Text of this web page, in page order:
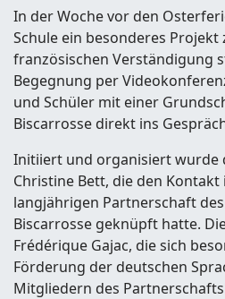
In der Woche vor den
Schule ein besonderes Projekt
französischen Verständigung
Begegnung per
und Schüler mit einer
Biscarrosse direkt ins
Initiiert und organisiert wurde
Christine Bett, die den Kontakt
langjährigen Partnerschaft
Biscarrosse geknüpft hatte.
Frédérique Gajac, die sich
Förderung der deutschen
Mitgliedern des